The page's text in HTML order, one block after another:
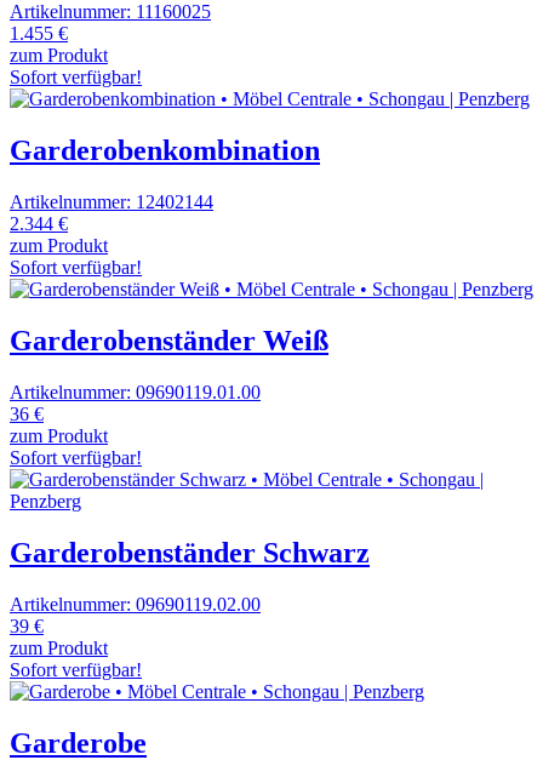
Artikelnummer: 11160025
1.455 €
zum Produkt
Sofort verfügbar!
Garderobenkombination
Artikelnummer: 12402144
2.344 €
zum Produkt
Sofort verfügbar!
Garderobenständer Weiß
Artikelnummer: 09690119.01.00
36 €
zum Produkt
Sofort verfügbar!
Garderobenständer Schwarz
Artikelnummer: 09690119.02.00
39 €
zum Produkt
Sofort verfügbar!
Garderobe